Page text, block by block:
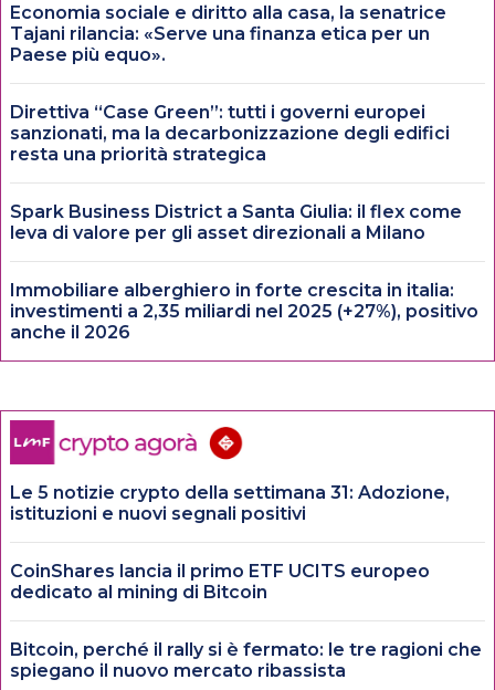
Economia sociale e diritto alla casa, la senatrice
Tajani rilancia: «Serve una finanza etica per un
Paese più equo».
Direttiva “Case Green”: tutti i governi europei
sanzionati, ma la decarbonizzazione degli edifici
resta una priorità strategica
Spark Business District a Santa Giulia: il flex come
leva di valore per gli asset direzionali a Milano
Immobiliare alberghiero in forte crescita in italia:
investimenti a 2,35 miliardi nel 2025 (+27%), positivo
anche il 2026
Le 5 notizie crypto della settimana 31: Adozione,
istituzioni e nuovi segnali positivi
CoinShares lancia il primo ETF UCITS europeo
dedicato al mining di Bitcoin
Bitcoin, perché il rally si è fermato: le tre ragioni che
spiegano il nuovo mercato ribassista